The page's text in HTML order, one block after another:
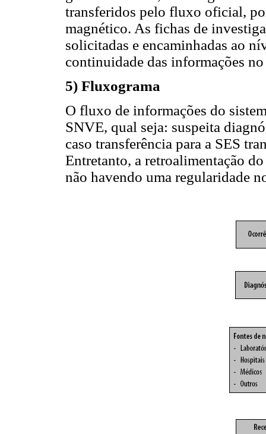
transferidos pelo fluxo oficial,
magnético. As fichas de
solicitadas e encaminhadas ao
continuidade das informações
5) Fluxograma
O fluxo de informações do
SNVE, qual seja: suspeita
caso transferência para a SES
Entretanto, a retroalimentação
não havendo uma regularidade